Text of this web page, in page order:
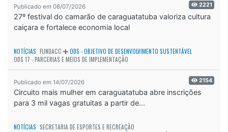
Publicado em 08/07/2026 2221
27º festival do camarão de caraguatatuba valoriza cultura
caiçara e fortalece economia local
NOTÍCIAS FUNDACC
ODS - OBJETIVO DE DESENVOLVIMENTO SUSTENTÁVEL
ODS 17 - PARCERIAS E MEIOS DE IMPLEMENTAÇÃO
Publicado em 14/07/2026 2154
Circuito mais mulher em caraguatatuba abre inscrições
para 3 mil vagas gratuitas a partir de...
NOTÍCIAS SECRETARIA DE ESPORTES E RECREAÇÃO